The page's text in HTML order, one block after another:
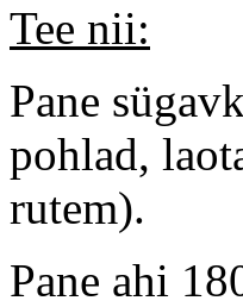
Tee nii:
Pane
pohlad,
rutem).
Pane ahi